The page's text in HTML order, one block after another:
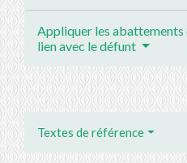
Appliquer les abattements
lien avec le défunt
Textes de référence